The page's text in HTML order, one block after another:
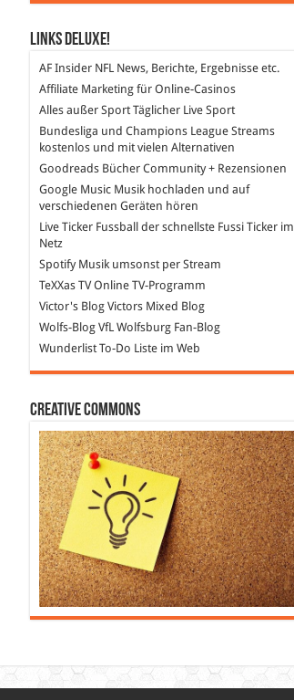
Links DeLuXe!
AF InsiderNFL News, Berichte, Ergebnisse etc.
Affiliate Marketingfür Online-Casinos
Alles außer SportTäglicher Live Sport
Bundesliga und Champions League Streams
kostenlos und mit vielen Alternativen
GoodreadsBücher Community + Rezensionen
Google MusicMusik hochladen und auf
verschiedenen Geräten hören
Live Ticker Fussball
der schnellste Fussi Ticker im
Netz
SpotifyMusik umsonst per Stream
TeXXas TVOnline TV-Programm
Victor's BlogVictors Mixed Blog
Wolfs-BlogVfL Wolfsburg Fan-Blog
WunderlistTo-Do Liste im Web
Creative Commons